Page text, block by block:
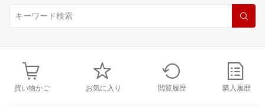
買い物かご お気に入り 閲覧履歴 購入履歴